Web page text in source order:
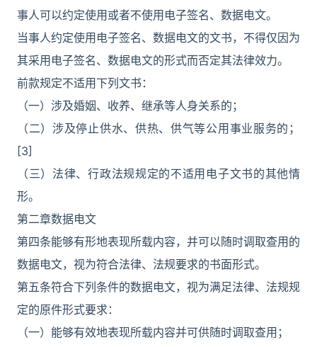
事人可以约定使用或者不使用电子签名、数据电文。
当事人约定使用电子签名、数据电文的文书，不得仅因为
其采用电子签名、数据电文的形式而否定其法律效力。
前款规定不适用下列文书：
（一）涉及婚姻、收养、继承等人身关系的；
（二）涉及停止供水、供热、供气等公用事业服务的；
[3]
（三）法律、行政法规规定的不适用电子文书的其他情
形。
第二章数据电文
第四条能够有形地表现所载内容，并可以随时调取查用的
数据电文，视为符合法律、法规要求的书面形式。
第五条符合下列条件的数据电文，视为满足法律、法规规
定的原件形式要求：
（一）能够有效地表现所载内容并可供随时调取查用；